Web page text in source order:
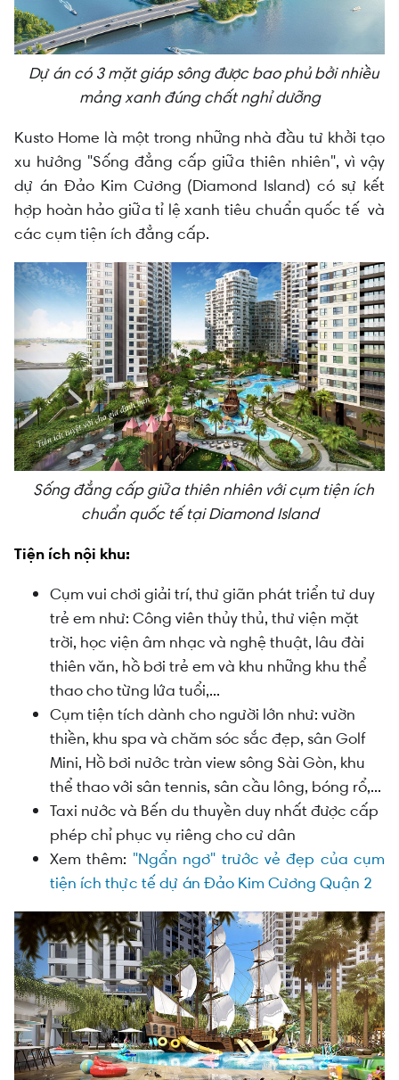
Dự án có 3 mặt giáp sông được bao phủ bởi nhiều
mảng xanh đúng chất nghỉ dưỡng
Kusto Home là một trong những nhà đầu tư khởi tạo
xu hướng "Sống đẳng cấp giữa thiên nhiên", vì vậy
dự án Đảo Kim Cương (Diamond Island) có sự kết
hợp hoàn hảo giữa tỉ lệ xanh tiêu chuẩn quốc tế và
các cụm tiện ích đẳng cấp.
Sống đẳng cấp giữa thiên nhiên với cụm tiện ích
chuẩn quốc tế tại Diamond Island
Tiện ích nội khu:
Cụm vui chơi giải trí, thư giãn phát triển tư duy
trẻ em như: Công viên thủy thủ, thư viện mặt
trời, học viện âm nhạc và nghệ thuật, lâu đài
thiên văn, hồ bơi trẻ em và khu những khu thể
thao cho từng lứa tuổi,...
Cụm tiện tích dành cho người lớn như: vườn
thiền, khu spa và chăm sóc sắc đẹp, sân Golf
Mini, Hồ bơi nước tràn view sông Sài Gòn, khu
thể thao với sân tennis, sân cầu lông, bóng rổ,...
Taxi nước và Bến du thuyền duy nhất được cấp
phép chỉ phục vụ riêng cho cư dân
Xem thêm: "Ngẩn ngơ" trước vẻ đẹp của cụm
tiện ích thực tế dự án Đảo Kim Cương Quận 2